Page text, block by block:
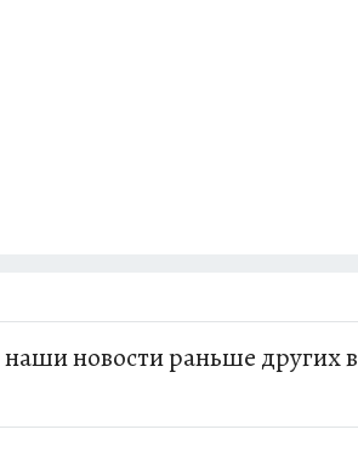
новости раньше других в